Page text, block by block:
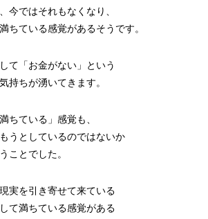
今ではそれもなくなり、
ちている感覚があるそうです。
て「お金がない」という
持ちが湧いてきます。
ちている」感覚も、
うとしているのではないか
ことでした。
実を引き寄せて来ている
て満ちている感覚がある